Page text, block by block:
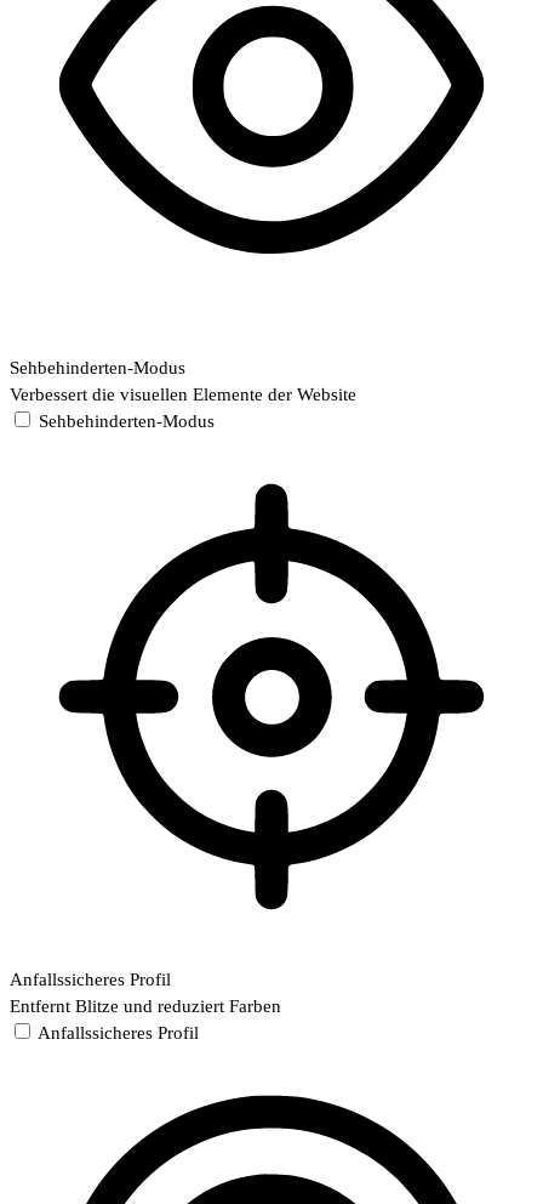
Sehbehinderten-Modus
Verbessert die visuellen Elemente der Website
Sehbehinderten-Modus
Anfallssicheres Profil
Entfernt Blitze und reduziert Farben
Anfallssicheres Profil